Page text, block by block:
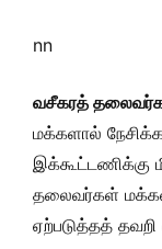
nn
வசீகரத்
மக்களால்
இக்கூட்டணிக்கு
தலைவர்கள்
ஏற்படுத்தத்